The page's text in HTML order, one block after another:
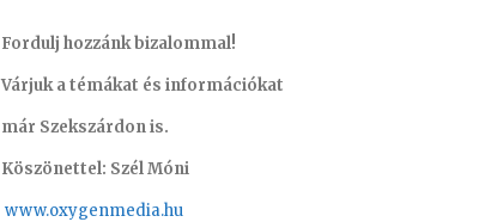
Fordulj hozzánk bizalommal!
Várjuk a témákat és információkat
már Szekszárdon is.
Köszönettel: Szél Móni
www.oxygenmedia.hu